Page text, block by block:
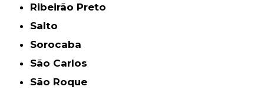
Ribeirão Preto
Salto
Sorocaba
São Carlos
São Roque